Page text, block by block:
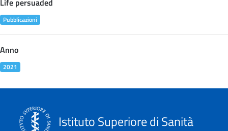
Pubblicazioni
Anno
2021
Istituto Superiore di Sanità